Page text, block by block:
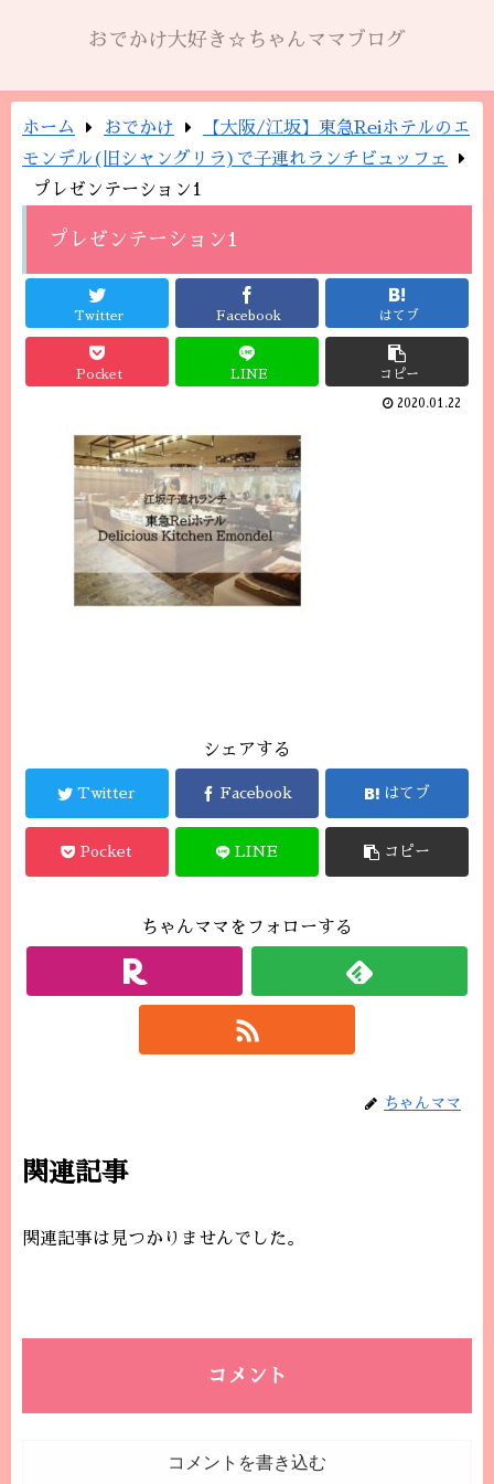
おでかけ大好き☆ちゃんママブログ
ホーム おでかけ
【大阪/江坂】東急Reiホテルのエ
モンデル(旧シャングリラ)で子連れランチビュッフェ
プレゼンテーション1
プレゼンテーション1
Twitter Facebook はてブ
Pocket LINE コピー
2020.01.22
シェアする
Twitter Facebook はてブ
Pocket LINE コピー
ちゃんママをフォローする
ちゃんママ
関連記事
関連記事は見つかりませんでした。
コメント
コメントを書き込む